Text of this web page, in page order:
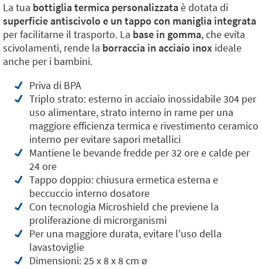
La tua bottiglia termica personalizzataè dotata di
superficie antiscivolo e un tappo con maniglia integrata
per facilitarne il trasporto. La base in gomma, che evita
scivolamenti, rende la borraccia in acciaio inox ideale
anche per i bambini.
Priva di BPA
Triplo strato: esterno in acciaio inossidabile 304 per
uso alimentare, strato interno in rame per una
maggiore efficienza termica e rivestimento ceramico
interno per evitare sapori metallici
Mantiene le bevande fredde per 32 ore e calde per
24 ore
Tappo doppio: chiusura ermetica esterna e
beccuccio interno dosatore
Con tecnologia Microshield che previene la
proliferazione di microrganismi
Per una maggiore durata, evitare l'uso della
lavastoviglie
Dimensioni: 25 x 8 x 8 cm ø